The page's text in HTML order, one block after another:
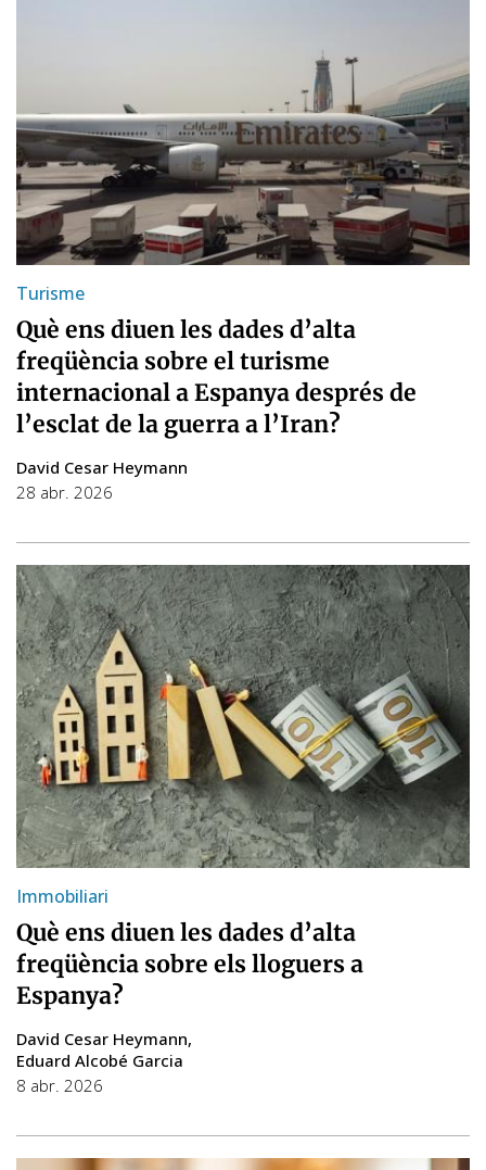
Turisme
Què ens diuen les dades d’alta
freqüència sobre el turisme
internacional a Espanya després de
l’esclat de la guerra a l’Iran?
David Cesar Heymann
28 abr. 2026
Immobiliari
Què ens diuen les dades d’alta
freqüència sobre els lloguers a
Espanya?
David Cesar Heymann
Eduard Alcobé Garcia
8 abr. 2026